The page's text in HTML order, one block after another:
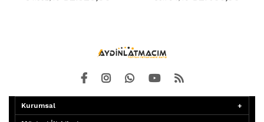
Kurumsal